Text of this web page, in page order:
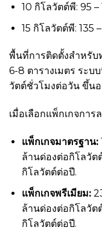
10 กิโลวัตต์พี: 95 –
15 กิโลวัตต์พี: 135
พื้นที่การติดตั้งสำหรั
6-8 ตารางเมตร ระบ
วัตต์ชั่วโมงต่อวัน ขึ้น
เมื่อเลือกแพ็กเกจกา
แพ็กเกจมาตรฐาน:
ล้านด่องต่อกิโลวัต
กิโลวัตต์ต่อปี.
แพ็กเกจพรีเมียม:
ล้านด่องต่อกิโลวัต
กิโลวัตต์ต่อปี.